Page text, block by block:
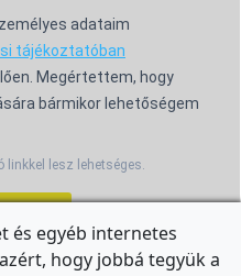
adataim
tájékoztatóban
Megértettem, hogy
bármikor lehetőségem
linkkel lesz lehetséges.
és egyéb internetes
hogy jobbá tegyük a